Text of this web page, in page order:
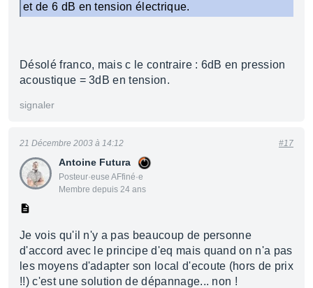
et de 6 dB en tension électrique.
Désolé franco, mais c le contraire : 6dB en pression
acoustique = 3dB en tension.
signaler
Antoine Futura
Posteur·euse AFfiné·e
Membre depuis 24 ans
21 Décembre 2003 à 14:12 #17
Je vois qu'il n'y a pas beaucoup de personne
d'accord avec le principe d'eq mais quand on n'a pas
les moyens d'adapter son local d'ecoute (hors de prix
!!) c'est une solution de dépannage... non !